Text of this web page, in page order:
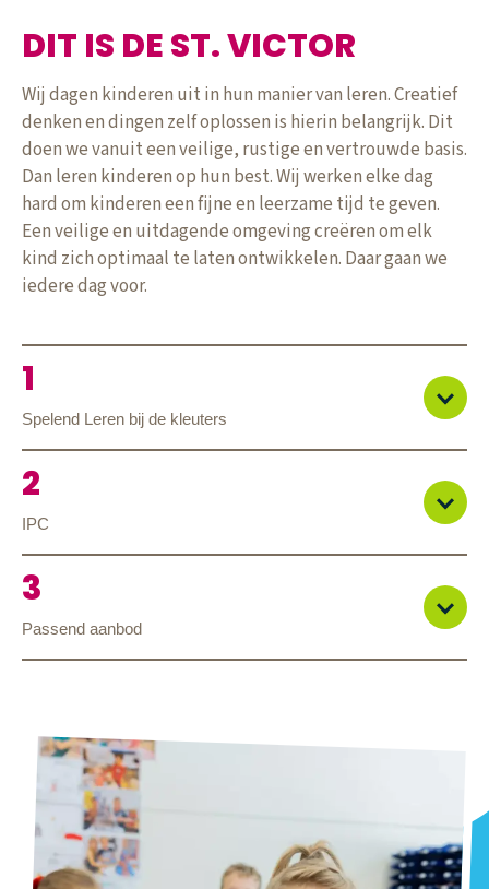
DIT IS DE ST. VICTOR
Wij dagen kinderen uit in hun manier van leren. Creatief
denken en dingen zelf oplossen is hierin belangrijk. Dit
doen we vanuit een veilige, rustige en vertrouwde basis.
Dan leren kinderen op hun best. Wij werken elke dag
hard om kinderen een fijne en leerzame tijd te geven.
Een veilige en uitdagende omgeving creëren om elk
kind zich optimaal te laten ontwikkelen. Daar gaan we
iedere dag voor.
Spelend Leren bij de kleuters
IPC
Passend aanbod